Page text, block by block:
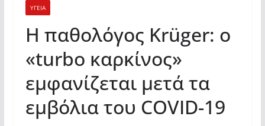
ΥΓΕΙΑ
Η παθολόγος Krüger: ο
«turbo καρκίνος»
εμφανίζεται μετά τα
εμβόλια του COVID-19